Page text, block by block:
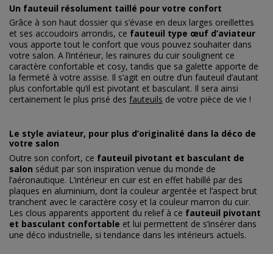
Un fauteuil résolument taillé pour votre confort
Grâce à son haut dossier qui s’évase en deux larges oreillettes
et ses accoudoirs arrondis, ce fauteuil type œuf d’aviateur
vous apporte tout le confort que vous pouvez souhaiter dans
votre salon. A l’intérieur, les rainures du cuir soulignent ce
caractère confortable et cosy, tandis que sa galette apporte de
la fermeté à votre assise. Il s’agit en outre d’un fauteuil d’autant
plus confortable qu’il est pivotant et basculant. Il sera ainsi
certainement le plus prisé des fauteuils de votre pièce de vie !
Le style aviateur, pour plus d’originalité dans la déco de
votre salon
Outre son confort, ce fauteuil pivotant et basculant de
salon séduit par son inspiration venue du monde de
l’aéronautique. L’intérieur en cuir est en effet habillé par des
plaques en aluminium, dont la couleur argentée et l’aspect brut
tranchent avec le caractère cosy et la couleur marron du cuir.
Les clous apparents apportent du relief à ce fauteuil pivotant
et basculant confortable et lui permettent de s’insérer dans
une déco industrielle, si tendance dans les intérieurs actuels.